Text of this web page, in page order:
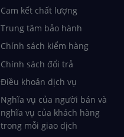
Cam kết chất lượng
Trung tâm bảo hành
Chính sách kiểm hàng
Chính sách đổi trả
Điều khoản dịch vụ
Nghĩa vụ của người bán và
nghĩa vụ của khách hàng
trong mỗi giao dịch